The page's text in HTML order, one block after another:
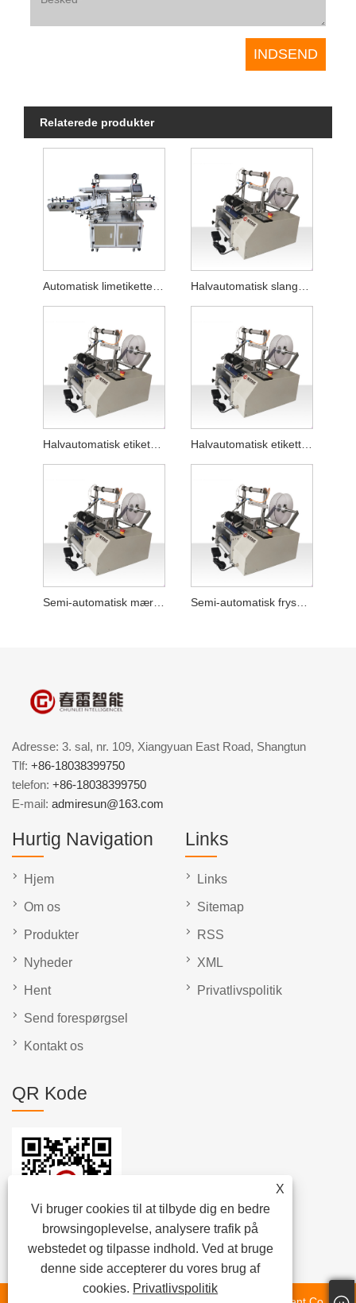
Relaterede produkter
Automatisk limetiketteringsmaskine Halvautomatisk slangemærkningsmaskine
Halvautomatisk etiketmaskine til flad ansigtsrenseslange Halvautomatisk etiketteringsmaskine til etiketter til flad vask til flydende flasker
Semi-automatisk mærkningsmaskine til chilisauce
X
Vi bruger cookies til at tilbyde dig en bedre
browsingoplevelse, analysere trafik på
webstedet og tilpasse indhold. Ved at bruge
denne side accepterer du vores brug af
cookies. Privatlivspolitik
Adresse: 3. sal, nr. 109, Xiangyuan East Road, Shangtun
Tlf: +86-18038399750
telefon: +86-18038399750
E-mail: admiresun@163.com
Hurtig Navigation
Hjem
Om os
Produkter
Nyheder
Hent
Send forespørgsel
Kontakt os
Links
Links
Sitemap
RSS
XML
Privatlivspolitik
QR Kode